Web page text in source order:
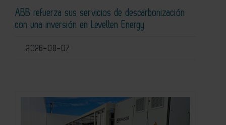
ABB refuerza sus servicios de descarbonización
con una inversión en Levelten Energy
2026-08-07